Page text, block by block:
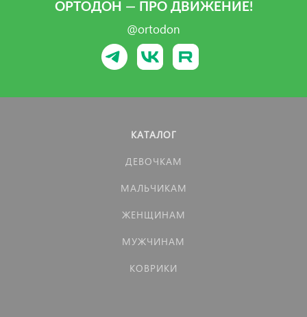
ОРТОДОН — ПРО ДВИЖЕНИЕ!
@ortodon
КАТАЛОГ
ДЕВОЧКАМ
МАЛЬЧИКАМ
ЖЕНЩИНАМ
МУЖЧИНАМ
КОВРИКИ